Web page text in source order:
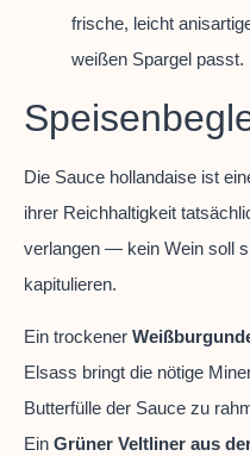
frische, leicht
weißen Spargel passt.
Die Sauce hollandaise ist
ihrer Reichhaltigkeit
verlangen — kein Wein soll
kapitulieren.
Ein trockener
Elsass bringt die nötige
Butterfülle der Sauce zu
Ein Grüner Veltliner aus